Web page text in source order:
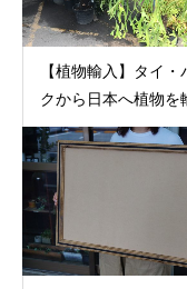
【植物輸入】タイ・
クから日本へ植物を